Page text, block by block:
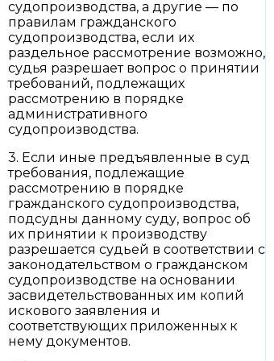
судопроизводства, а другие — по
правилам гражданского
судопроизводства, если их
раздельное рассмотрение возможно,
судья разрешает вопрос о принятии
требований, подлежащих
рассмотрению в порядке
административного
судопроизводства.
3. Если иные предъявленные в суд
требования, подлежащие
рассмотрению в порядке
гражданского судопроизводства,
подсудны данному суду, вопрос об
их принятии к производству
разрешается судьей в соответствии с
законодательством о гражданском
судопроизводстве на основании
засвидетельствованных им копий
искового заявления и
соответствующих приложенных к
нему документов.